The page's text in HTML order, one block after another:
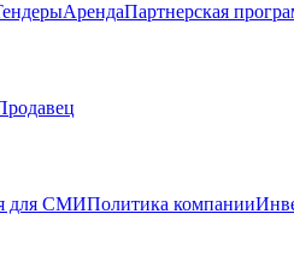
АрендаПартнерская
для СМИПолитика компании